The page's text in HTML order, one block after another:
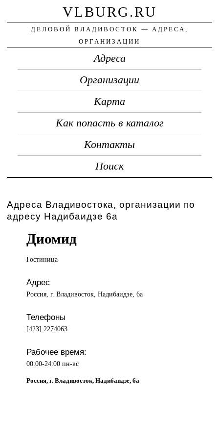
VLBURG.RU
ДЕЛОВОЙ ВЛАДИВОСТОК — АДРЕСА,
ОРГАНИЗАЦИИ
Адреса
Организации
Карта
Как попасть в каталог
Контакты
Поиск
Адреса Владивостока, организации по
адресу Надибаидзе 6а
Диомид
Гостиница
Адрес
Россия, г. Владивосток, Надибаидзе, 6а
Телефоны
[423] 2274063
Рабочее время:
00:00-24:00 пн-вс
Россия, г. Владивосток, Надибаидзе, 6а